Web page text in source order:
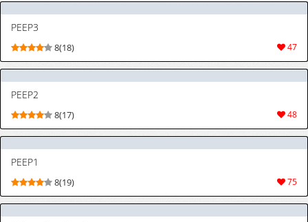
PEEP3
47
8(18)
PEEP2
48
8(17)
PEEP1
75
8(19)